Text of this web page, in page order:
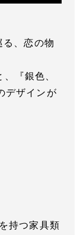
る、恋の物
『銀色、
デザインが
持つ家具類